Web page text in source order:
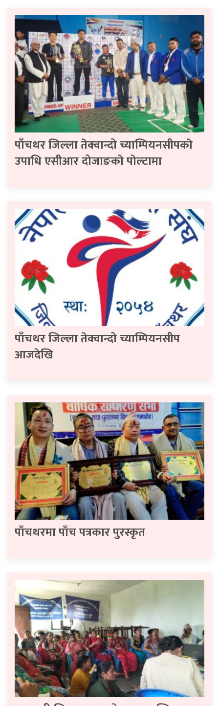
पाँचथर जिल्ला तेक्वान्दो च्याम्पियनसीपकाे
उपाधि एसीआर दोजाङकाे पाेल्टामा
पाँचथर जिल्ला तेक्वान्दो च्याम्पियनसीप
आजदेखि
पाँचथरमा पाँच पत्रकार पुरस्कृत